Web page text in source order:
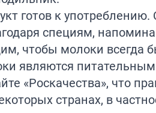
готов к
специям,
чтобы молоки всегда
являются
«Роскачества», что
странах, в